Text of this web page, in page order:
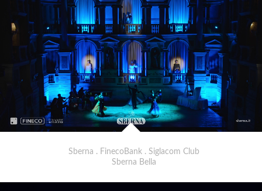
Sberna . FinecoBank . Siglacom Club
Sberna Bella